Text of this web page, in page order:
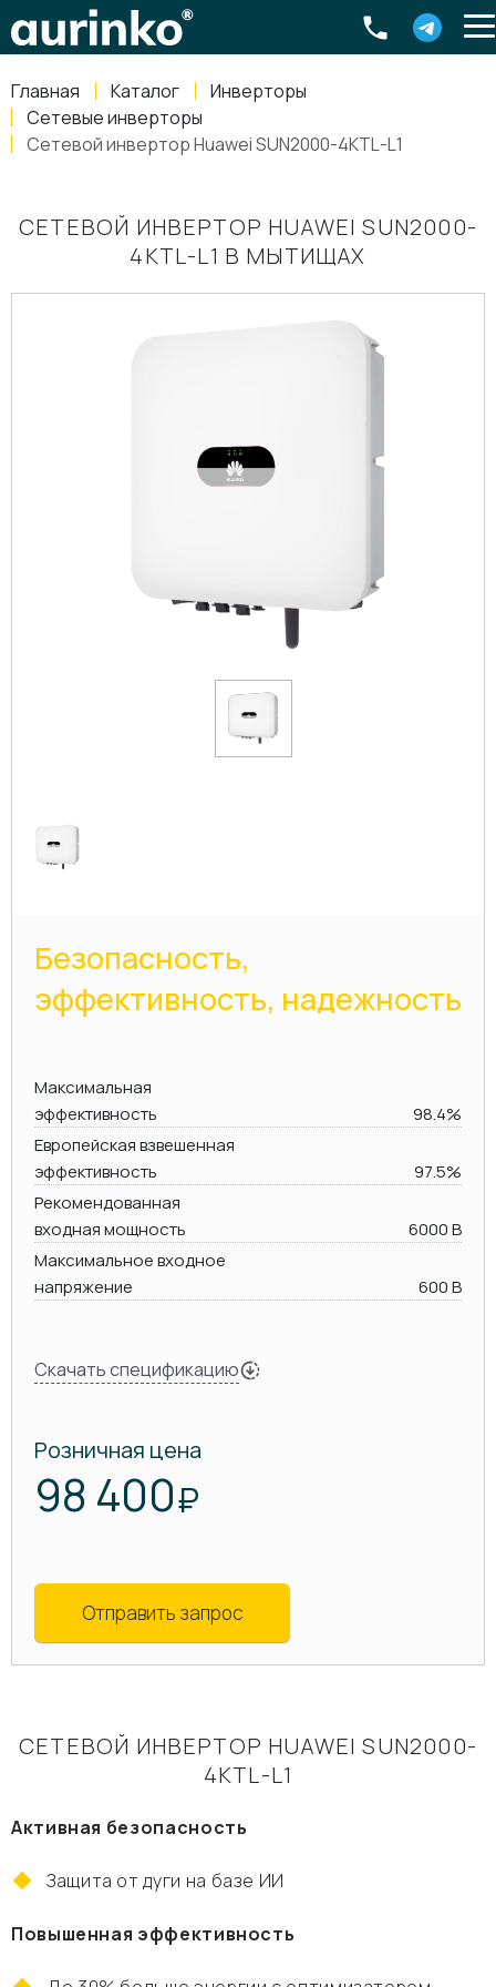
Главная Каталог
Инверторы
Сетевые инверторы
Сетевой инвертор Huawei SUN2000-4KTL-L1
СЕТЕВОЙ ИНВЕРТОР HUAWEI SUN2000-
4KTL-L1 В МЫТИЩАХ
Безопасность,
эффективность, надежность
Максимальная
эффективность
98.4%
Европейская взвешенная
эффективность
97.5%
Рекомендованная
входная мощность
6000 В
Максимальное входное
напряжение
600 В
Скачать спецификацию
Розничная цена
98 400₽
Отправить запрос
СЕТЕВОЙ ИНВЕРТОР HUAWEI SUN2000-
4KTL-L1
Активная безопасность
Защита от дуги на базе ИИ
Повышенная эффективность
Россия, Свердловская область Екатеринбург ,
8-800-770-79-40